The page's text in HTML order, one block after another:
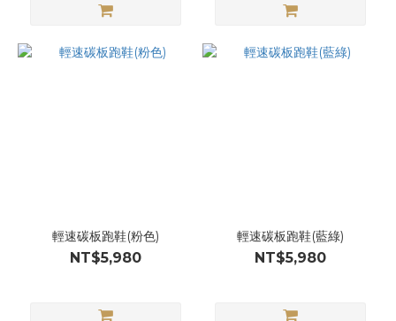
輕速碳板跑鞋(粉色)
NT$5,980
輕速碳板跑鞋(藍綠)
NT$5,980